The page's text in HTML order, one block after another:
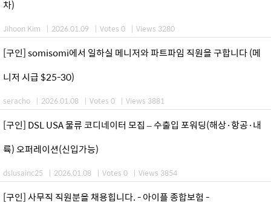
차)
Jihoon Kim | 2026.01.09 | Votes 0 | Views 3280
[구인] somisomi에서 일하실 메니저와 파트파임 직원을 구합니다 (메
니저 시급 $25-30)
seracho | 2026.01.08 | Votes 0 | Views 3881
[구인] DSL USA 물류 코디네이터 모집 – 수출입 포워딩(해상·항공·내
륙) 오퍼레이션(신입가능)
dslusainc25 | 2026.01.08 | Votes 0 | Views 3854
[구인] 사무직 직원분을 채용힙니다. - 아이플 종합보험 -